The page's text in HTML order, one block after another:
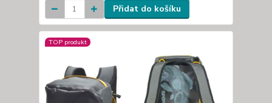
Přidat do košíku
TOP produkt